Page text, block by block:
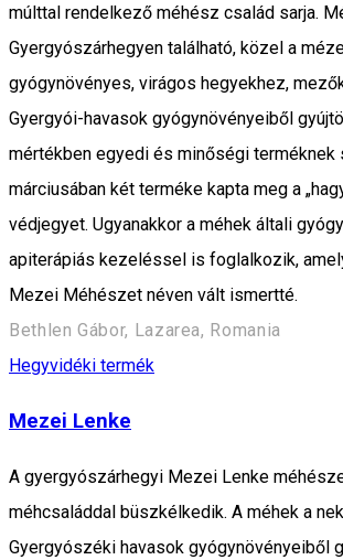
múlttal rendelkező méhész család sarja.
Gyergyószárhegyen található, közel a
gyógynövényes, virágos hegyekhez,
Gyergyói-havasok gyógynövényeiből
mértékben egyedi és minőségi terméknek
márciusában két terméke kapta meg a
védjegyet. Ugyanakkor a méhek általi
apiterápiás kezeléssel is foglalkozik,
Mezei Méhészet néven vált ismertté.
Bethlen Gábor, Lazarea, Romania
Hegyvidéki termék
Mezei Lenke
A gyergyószárhegyi Mezei Lenke
méhcsaláddal büszkélkedik. A méhek a
Gyergyószéki havasok gyógynövényeiből